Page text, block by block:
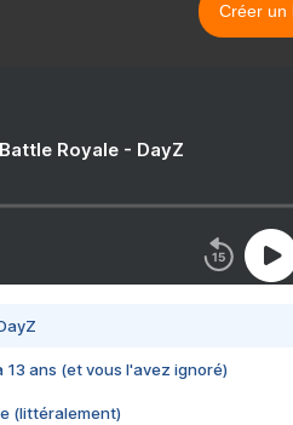
Créer un
Royale - DayZ
13 ans (et vous l'avez ignoré)
(littéralement)